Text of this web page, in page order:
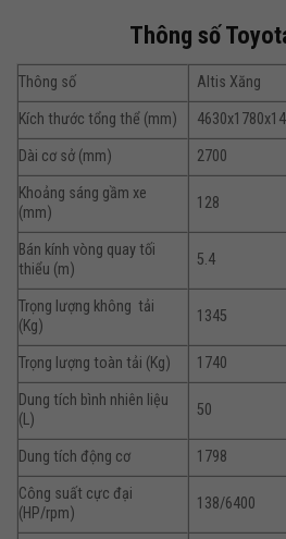
Thông số
Thông số Altis Xăng
Kích thước tổng thể (mm)
Dài cơ sở (mm)
2700
Khoảng sáng gầm xe
(mm)
128
Bán kính vòng quay tối
thiểu (m)
5.4
Trọng lượng không tải
(Kg)
1345
Trọng lượng toàn tải (Kg) 1740
Dung tích bình nhiên liệu
(L)
50
Dung tích động cơ 1798
Công suất cực đại
(HP/rpm)
138/6400